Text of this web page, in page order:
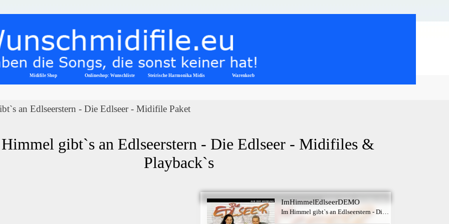
Menü überspringen
Midifile Shop ▼
Onlineshop: Wunschliste Steirische Harmonika Midis ▼
Warenkorb
an Edlseerstern - Die Edlseer - Midifile Paket
gibt`s an Edlseerstern - Die Edlseer - Midifiles &
Playback`s
ImHimmelEdlseerDEMO
Im Himmel gibt`s an Edlseerstern - Die Edlseer